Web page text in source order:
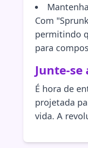
Com
permitindo
para
Junte-
É hora de
projetada
vida. A